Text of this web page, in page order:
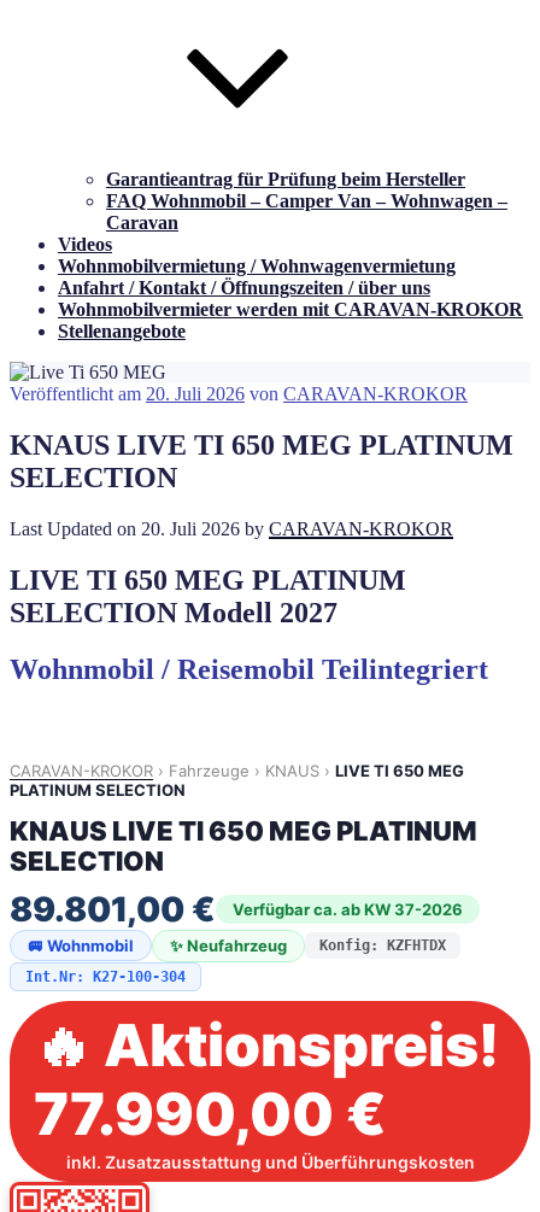
Garantieantrag für Prüfung beim Hersteller
FAQ Wohnmobil – Camper Van – Wohnwagen –
Caravan
Videos
Wohnmobilvermietung / Wohnwagenvermietung
Anfahrt / Kontakt / Öffnungszeiten / über uns
Wohnmobilvermieter werden mit CARAVAN-KROKOR
Stellenangebote
Veröffentlicht am 20. Juli 2026 von CARAVAN-KROKOR
KNAUS LIVE TI 650 MEG PLATINUM
SELECTION
Last Updated on 20. Juli 2026 by CARAVAN-KROKOR
LIVE TI 650 MEG PLATINUM
SELECTION Modell 2027
Wohnmobil / Reisemobil Teilintegriert
CARAVAN-KROKOR › Fahrzeuge › KNAUS › LIVE TI 650 MEG
PLATINUM SELECTION
KNAUS LIVE TI 650 MEG PLATINUM
SELECTION
89.801,00 €
Verfügbar ca. ab KW 37-2026
🚐 Wohnmobil
✨ Neufahrzeug
Konfig: KZFHTDX
Int.Nr: K27-100-304
🔥 Aktionspreis!
77.990,00 €
inkl. Zusatzausstattung und Überführungskosten